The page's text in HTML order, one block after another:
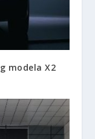
modela X2